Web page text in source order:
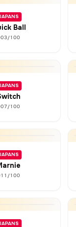
Ball
100
100
100